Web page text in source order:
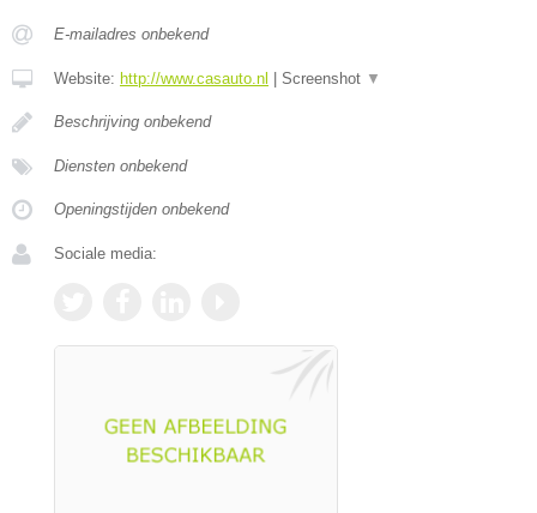
E-mailadres onbekend
Website: http://www.casauto.nl Screenshot ▼
Beschrijving onbekend
Diensten onbekend
Openingstijden onbekend
Sociale media: